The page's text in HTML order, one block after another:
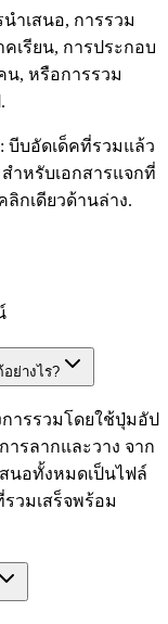
ำเสนอ, การรวม
เรียน, การประกอบ
, หรือการรวม
บีบอัดเด็คที่รวมแล้ว
ำหรับเอกสารแจกที่
กเดียวด้านล่าง.
ย่างไร?
ารรวมโดยใช้ปุ่มอัป
รลากและวาง จาก
นอทั้งหมดเป็นไฟล์
วมเสร็จพร้อม